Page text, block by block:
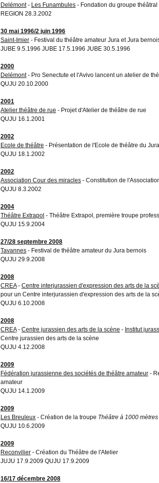
Delémont- Les Funambules - Fondation du groupe
REGION 28.3.2002
30 mai 1996/2 juin 1996
Saint-Imier - Festival du théâtre amateur Jura et Jura
JUBE 9.5.1996 JUBE 17.5.1996 JUBE 30.5.1996
2000
Delémont- Pro Senectute et l'Avivo lancent un atelier de
QUJU 20.10.2000
2001
Atelier théâtre de rue - Projet d'Atelier de théâtre de rue
QUJU 16.1.2001
2002
Ecole de théâtre - Présentation de l'Ecole de théâtre du
QUJU 18.1.2002
2002
Association Cour des miracles - Constitution de
QUJU 8.3.2002
2004
Théâtre Extrapol - Théâtre Extrapol, première troupe
QUJU 15.9.2004
27/28 septembre 2008
Tavannes - Festival de théâtre amateur du Jura bernois
QUJU 29.9.2008
2008
CREA- Centre interjurassien d'expression des arts de la
pour un Centre interjurassien d'expression des arts de la
QUJU 6.10.2008
2008
CREA- Centre jurassien des arts de la scène - Institut
Centre jurassien des arts de la scène
QUJU 4.12.2008
2009
Fédération jurassienne des sociétés de théâtre amateur -
amateur
QUJU 14.1.2009
2009
Les Breuleux - Création de la troupe Théâtre à 1000 mètres
QUJU 10.6.2009
2009
Reconvilier - Création du Théâtre de l'Atelier
JUJU 17.9.2009 QUJU 17.9.2009
16/17 décembre 2008